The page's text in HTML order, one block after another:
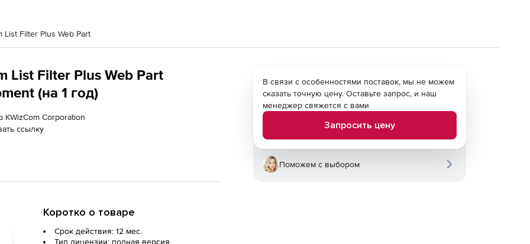
List Filter Plus Web Part
List Filter Plus Web Part
(на 1 год)
KWizCom Corporation
ссылку
Коротко о товаре
Срок действия: 12 мес.
Тип лицензии: полная версия
В связи с особенностями поставок, мы не можем
сказать точную цену. Оставьте запрос, и наш
менеджер свяжется с вами
Запросить цену
Поможем с выбором